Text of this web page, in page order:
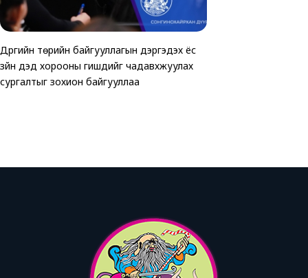
Дүүргийн төрийн байгууллагын дэргэдэх ёс
зүйн дэд хорооны гишүүдийг чадавхжуулах
сургалтыг зохион байгууллаа